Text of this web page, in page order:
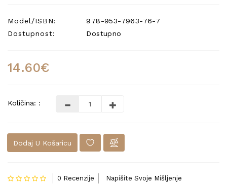
Model/ISBN:
978-953-7963-76-7
Dostupnost:
Dostupno
14.60€
Količina: :
Dodaj U Košaricu
0 Recenzije Napišite Svoje Mišljenje